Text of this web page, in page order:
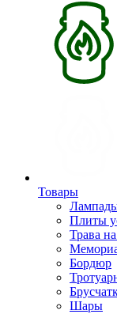
Товары
Плиты
Трава
Бордюр
Шары